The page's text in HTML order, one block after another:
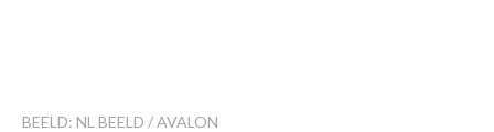
BEELD: NL BEELD / AVALON